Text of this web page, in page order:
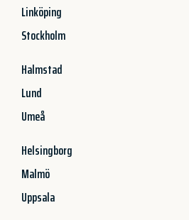
Linköping
Stockholm
Halmstad
Lund
Umeå
Helsingborg
Malmö
Uppsala